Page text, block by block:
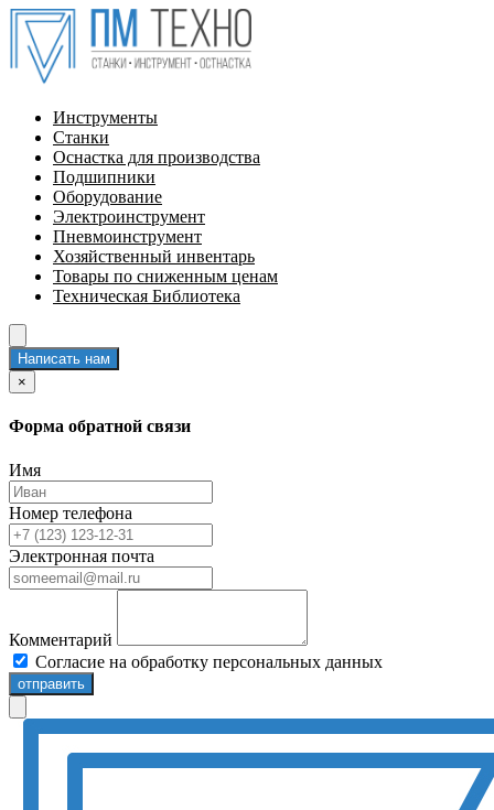
Инструменты
Станки
Оснастка для производства
Подшипники
Оборудование
Электроинструмент
Пневмоинструмент
Хозяйственный инвентарь
Товары по сниженным ценам
Техническая Библиотека
Написать нам
×
Форма обратной связи
Имя
Номер телефона
Электронная почта
Комментарий
Согласие на обработку персональных данных
отправить